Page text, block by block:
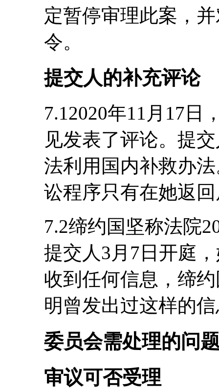
定暂停审理此案，
令。
提交人的补充评论
7.12020年11月17日
见发表了评论。提
法利用国内补救办
讼程序只有在她返
7.2缔约国坚称法院
提交人3月7日开庭
收到任何信息，缔
明曾发出过这样的
委员会需处理的问
审议可否受理